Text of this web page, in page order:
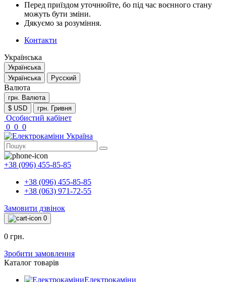
Перед приїздом уточнюйте, бо під час воєнного стану
можуть бути зміни.
Дякуємо за розуміння.
Контакти
Українська
Українська
Українська
Русский
Валюта
грн. Валюта
$ USD
грн. Гривня
Особистий кабінет
0 0 0
+38 (096) 455-85-85
+38 (096) 455-85-85
+38 (063) 971-72-55
Замовити дзвінок
0
0 грн.
Зробити замовлення
Каталог товарів
Електрокаміни